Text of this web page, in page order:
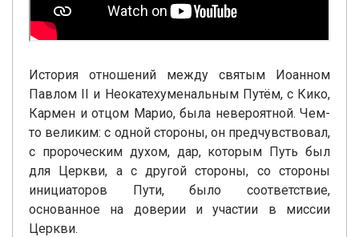
История отношений между святым Иоанном
Павлом II и Неокатехуменальным Путём, с Кико,
Кармен и отцом Марио, была невероятной. Чем-
то великим: с одной стороны, он предчувствовал,
с пророческим духом, дар, которым Путь был
для Церкви, а с другой стороны, со стороны
инициаторов Пути, было соответствие,
основанное на доверии и участии в миссии
Церкви.